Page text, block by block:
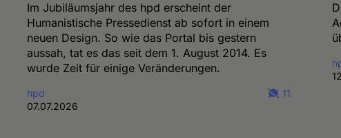
Im Jubiläumsjahr des hpd erscheint der
Humanistische Pressedienst ab sofort in einem
neuen Design. So wie das Portal bis gestern
aussah, tat es das seit dem 1. August 2014. Es
wurde Zeit für einige Veränderungen.
hpd
07.07.2026
11